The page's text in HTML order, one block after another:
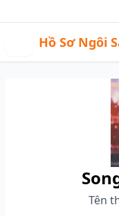
Hồ Sơ Ngôi
Tên